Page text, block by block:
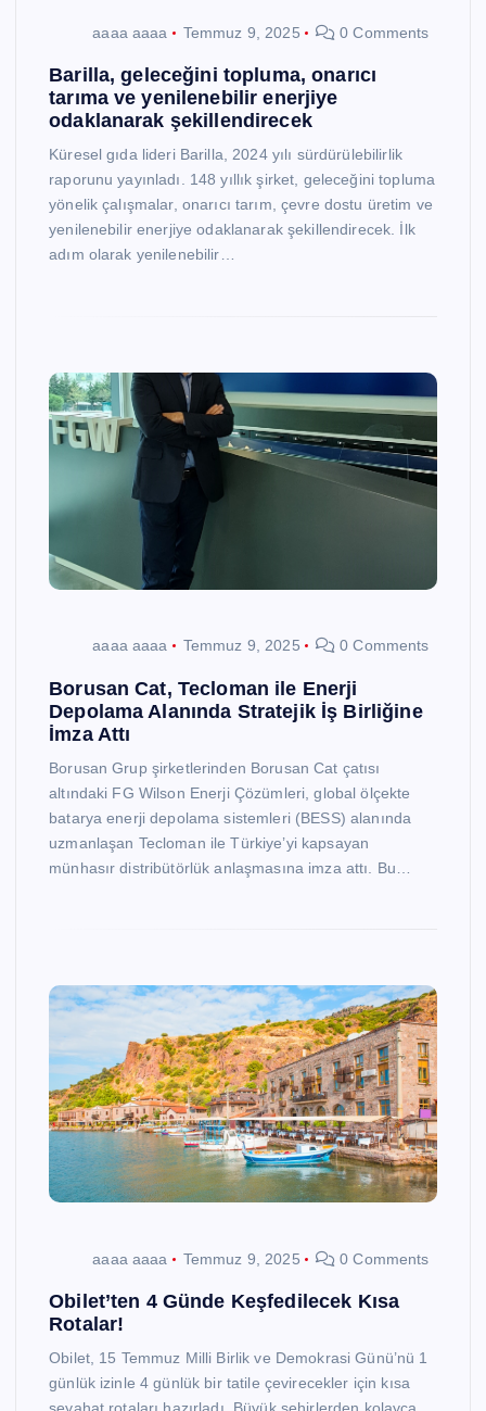
aaaa aaaa Temmuz 9, 2025 0 Comments
Barilla, geleceğini topluma, onarıcı
tarıma ve yenilenebilir enerjiye
odaklanarak şekillendirecek
Küresel gıda lideri Barilla, 2024 yılı sürdürülebilirlik
raporunu yayınladı. 148 yıllık şirket, geleceğini topluma
yönelik çalışmalar, onarıcı tarım, çevre dostu üretim ve
yenilenebilir enerjiye odaklanarak şekillendirecek. İlk
adım olarak yenilenebilir…
aaaa aaaa Temmuz 9, 2025 0 Comments
Borusan Cat, Tecloman ile Enerji
Depolama Alanında Stratejik İş Birliğine
İmza Attı
Borusan Grup şirketlerinden Borusan Cat çatısı
altındaki FG Wilson Enerji Çözümleri, global ölçekte
batarya enerji depolama sistemleri (BESS) alanında
uzmanlaşan Tecloman ile Türkiye’yi kapsayan
münhasır distribütörlük anlaşmasına imza attı. Bu…
aaaa aaaa Temmuz 9, 2025 0 Comments
Obilet’ten 4 Günde Keşfedilecek Kısa
Rotalar!
Obilet, 15 Temmuz Milli Birlik ve Demokrasi Günü’nü 1
günlük izinle 4 günlük bir tatile çevirecekler için kısa